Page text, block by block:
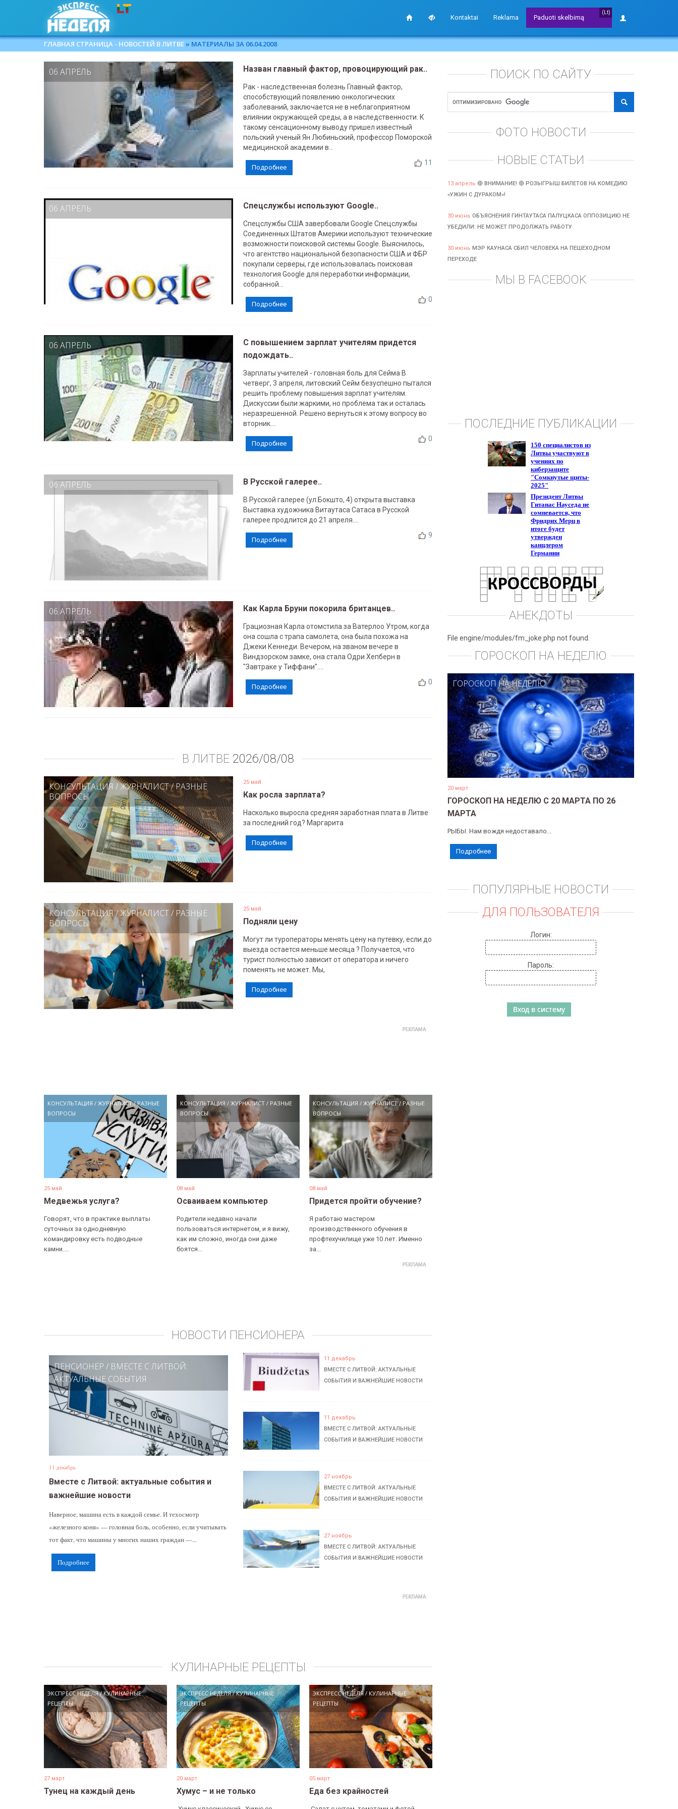
Kontaktai Reklama
(Lt)
Paduoti skelbimą
ГЛАВНАЯ СТРАНИЦА - НОВОСТЕЙ В ЛИТВЕ » МАТЕРИАЛЫ ЗА 06.04.2008
06 АПРЕЛЬ Назван главный фактор, провоцирующий рак..
Рак - наследственная болезнь Главный фактор,
способствующий появлению онкологических
заболеваний, заключается не в неблагоприятном
влиянии окружающей среды, а в наследственности. К
такому сенсационному выводу пришел известный
польский ученый Ян Любиньский, профессор Поморской
медицинской академии в...
11
Подробнее
06 АПРЕЛЬ Спецслужбы используют Google..
Спецслужбы США завербовали Google Спецслужбы
Соединенных Штатов Америки используют технические
возможности поисковой системы Google. Выяснилось,
что агентство национальной безопасности США и ФБР
покупали серверы, где использовалась поисковая
технология Google для переработки информации,
собранной...
0
Подробнее
06 АПРЕЛЬ
С повышением зарплат учителям придется
подождать..
Зарплаты учителей - головная боль для Сейма В
четверг, 3 апреля, литовский Сейм безуспешно пытался
решить проблему повышения зарплат учителям.
Дискуссии были жаркими, но проблема так и осталась
неразрешенной. Решено вернуться к этому вопросу во
вторник....
0
Подробнее
06 АПРЕЛЬ В Русской галерее..
В Русской галерее (ул.Бокшто, 4) открыта выставка
Выставка художника Витаутаса Сатаса в Русской
галерее продлится до 21 апреля....
9
Подробнее
06 АПРЕЛЬ Как Карла Бруни покорила британцев..
Грациозная Карла отомстила за Ватерлоо Утром, когда
она сошла с трапа самолета, она была похожа на
Джеки Кеннеди. Вечером, на званом вечере в
Виндзорском замке, она стала Одри Хепберн в
"Завтраке у Тиффани"....
0
Подробнее
В ЛИТВЕ 2026/08/08
КОНСУЛЬТАЦИЯ /ЖУРНАЛИСТ/РАЗНЫЕ
ВОПРОСЫ
25 май
Как росла зарплата?
Насколько выросла средняя заработная плата в Литве
за последний год? Маргарита
Подробнее
КОНСУЛЬТАЦИЯ/ЖУРНАЛИСТ/ РАЗНЫЕ
ВОПРОСЫ
25 май
Подняли цену
Могут ли туроператоры менять цену на путевку, если до
выезда остается меньше месяца ? Получается, что
турист полностью зависит от оператора и ничего
поменять не может. Мы,
Подробнее
КОНСУЛЬТАЦИЯ / ЖУРНАЛИСТ/РАЗНЫЕ
ВОПРОСЫ
25 май
Медвежья услуга?
Говорят, что в практике выплаты
суточных за однодневную
командировку есть подводные
камни....
КОНСУЛЬТАЦИЯ /ЖУРНАЛИСТ / РАЗНЫЕ
ВОПРОСЫ
08 май
Осваиваем компьютер
Родители недавно начали
пользоваться интернетом, и я вижу,
как им сложно, иногда они даже
боятся...
КОНСУЛЬТАЦИЯ /ЖУРНАЛИСТ/ РАЗНЫЕ
ВОПРОСЫ
08 май
Придется пройти обучение?
Я работаю мастером
производственного обучения в
профтехучилище уже 10 лет. Именно
за...
НОВОСТИ ПЕНСИОНЕРА
ПЕНСИОНЕР / ВМЕСТЕ С ЛИТВОЙ:
АКТУАЛЬНЫЕ СОБЫТИЯ
11 декабрь
Вместе с Литвой: актуальные события и
важнейшие новости
Наверное, машина есть в каждой семье. И техосмотр
«железного коня» — головная боль, особенно, если учитывать
тот факт, что машины у многих наших граждан —...
Подробнее
11 декабрь
ВМЕСТЕ С ЛИТВОЙ: АКТУАЛЬНЫЕ
СОБЫТИЯ И ВАЖНЕЙШИЕ НОВОСТИ
11 декабрь
ВМЕСТЕ С ЛИТВОЙ: АКТУАЛЬНЫЕ
СОБЫТИЯ И ВАЖНЕЙШИЕ НОВОСТИ
27 ноябрь
ВМЕСТЕ С ЛИТВОЙ: АКТУАЛЬНЫЕ
СОБЫТИЯ И ВАЖНЕЙШИЕ НОВОСТИ
27 ноябрь
ВМЕСТЕ С ЛИТВОЙ: АКТУАЛЬНЫЕ
СОБЫТИЯ И ВАЖНЕЙШИЕ НОВОСТИ
КУЛИНАРНЫЕ РЕЦЕПТЫ
ЭКСПРЕСС НЕДЕЛЯ/КУЛИНАРНЫЕ
РЕЦЕПТЫ
27 март
Тунец на каждый день
ЭКСПРЕСС НЕДЕЛЯ/КУЛИНАРНЫЕ
РЕЦЕПТЫ
20 март
Хумус – и не только
ЭКСПРЕСС НЕДЕЛЯ/ КУЛИНАРНЫЕ
РЕЦЕПТЫ
05 март
Еда без крайностей
ПОИСК ПО САЙТУ
ФОТО НОВОСТИ
НОВЫЕ СТАТЬИ
13 апрель 🔴 ВНИМАНИЕ! 🔴 РОЗЫГРЫШ БИЛЕТОВ НА КОМЕДИЮ
«УЖИН С ДУРАКОМ»!
30 июнь ОБЪЯСНЕНИЯ ГИНТАУТАСА ПАЛУЦКАСА ОППОЗИЦИЮ НЕ
УБЕДИЛИ: НЕ МОЖЕТ ПРОДОЛЖАТЬ РАБОТУ
30 июнь МЭР КАУНАСА СБИЛ ЧЕЛОВЕКА НА ПЕШЕХОДНОМ
ПЕРЕХОДЕ
МЫ В FACEBOOK
ПОСЛЕДНИЕ ПУБЛИКАЦИИ
АНЕКДОТЫ
File engine/modules/fm_joke.php not found.
ГОРОСКОП НА НЕДЕЛЮ
ГОРОСКОП НА НЕДЕЛЮ
20 март
ГОРОСКОП НА НЕДЕЛЮ С 20 МАРТА ПО 26
МАРТА
РЫБЫ. Нам вождя недоставало...
Подробнее
ПОПУЛЯРНЫЕ НОВОСТИ
ДЛЯ ПОЛЬЗОВАТЕЛЯ
Логин:
Пароль: